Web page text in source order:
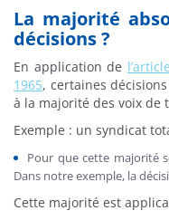
La majorité
décisions ?
En application de
1965, certaines
à la majorité des voix de
Exemple : un syndicat
Pour que cette majorité
Dans notre exemple, la
Cette majorité est